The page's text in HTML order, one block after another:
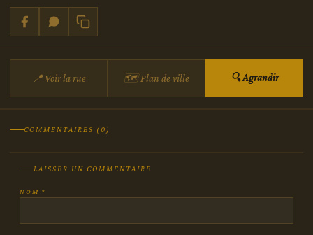
📍 Voir la rue 🗺 Plan de ville 🔍 Agrandir
COMMENTAIRES (0)
LAISSER UN COMMENTAIRE
NOM *